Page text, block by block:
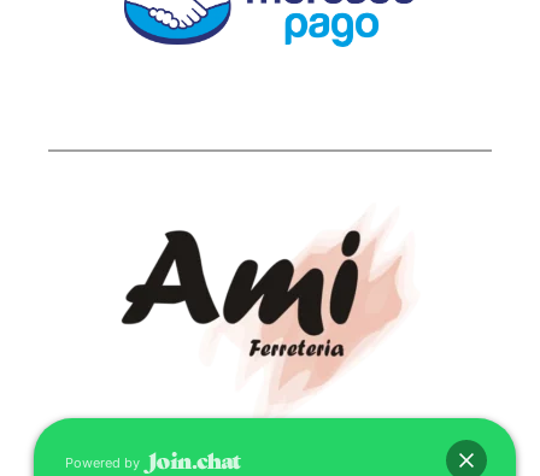
CONTACTO
Powered by